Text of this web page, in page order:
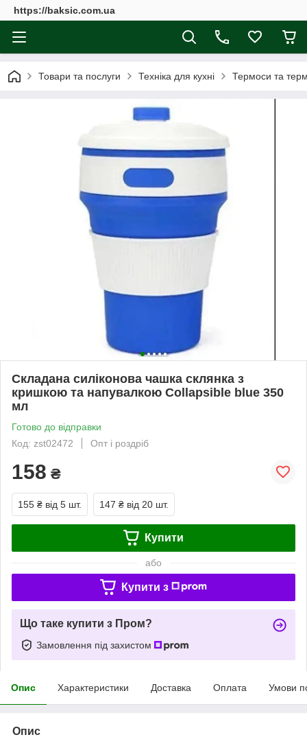
https://baksic.com.ua
Товари та послуги Техніка для кухні Термоси та
Складана силіконова чашка склянка з
кришкою та напувалкою Collapsible blue 350
мл
Готово до відправки
Код: zst02472
Опт і роздріб
158 ₴
155 ₴ від 5 шт. 147 ₴ від 20 шт.
Купити
або
Купити з
Що таке купити з Пром?
Замовлення під захистом
Опис Характеристики Доставка Оплата Умови
Опис